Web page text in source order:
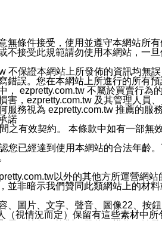
個人資料、信件或進入所機關管理區
您所提供的郵件地址與您取得聯絡
郵件。
訊息傳送重要訊息給您。即使未加
型訊息以對您有效且重要的訊息
碼與本公司/本服務所傳來的電話號
APP 設定中，同意接收通知型訊息
息之 LINE 官方帳號。
，操作如下：
」
」
訊息」
」後，將不會接收到來自任何企業官
無條件接受，使用並遵守本網站所
不接受此規範請勿使用本網站，一
不保證本網站上所發佈的資訊均無
錯誤。您在本網站上所進行的所有
， ezpretty.com.tw 不屬於買賣行
害，ezpretty.com.tw 及其管理人員
服務視為 ezpretty.com.tw 推薦的服
諾
之有效契約。 本條款中如有一部無
您已經達到使用本網站的合法年齡
以外的其他方所運營網
並非暗示我們贊同此類網站上的材
、圖片、文字、聲音、圖像22、按
（視情況而定）保留有這些素材中